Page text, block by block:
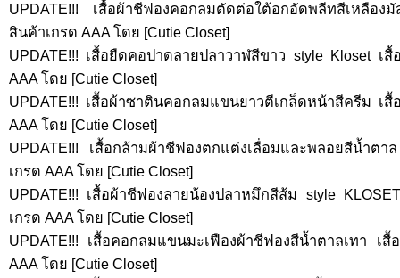
UPDATE!!! เสื้อผ้าชีฟองคอกลมตัดต่อใต้อกอัดพลีทสีเหลือง
สินค้าเกรด AAA โดย [Cutie Closet]
UPDATE!!! เสื้อยืดคอปาดลายปลาวาฬสีขาว style Kloset เ
AAA โดย [Cutie Closet]
UPDATE!!! เสื้อผ้าซาตินคอกลมแขนยาวตีเกล็ดหน้าสีครีม เ
AAA โดย [Cutie Closet]
UPDATE!!! เสื้อกล้ามผ้าชีฟองตกแต่งเลื่อมและพลอยสีน้ำต
เกรด AAA โดย [Cutie Closet]
UPDATE!!! เสื้อผ้าชีฟองลายน้องปลาหมึกสีส้ม style
เกรด AAA โดย [Cutie Closet]
UPDATE!!! เสื้อคอกลมแขนมะเฟืองผ้าชีฟองสีน้ำตาลเทา เ
AAA โดย [Cutie Closet]